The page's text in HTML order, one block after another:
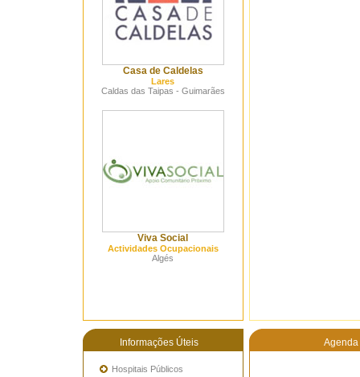
Casa de Caldelas
Lares
Caldas das Taipas - Guimarães
Viva Social
Actividades Ocupacionais
Algés
Informações Úteis Agenda
Hospitais Públicos